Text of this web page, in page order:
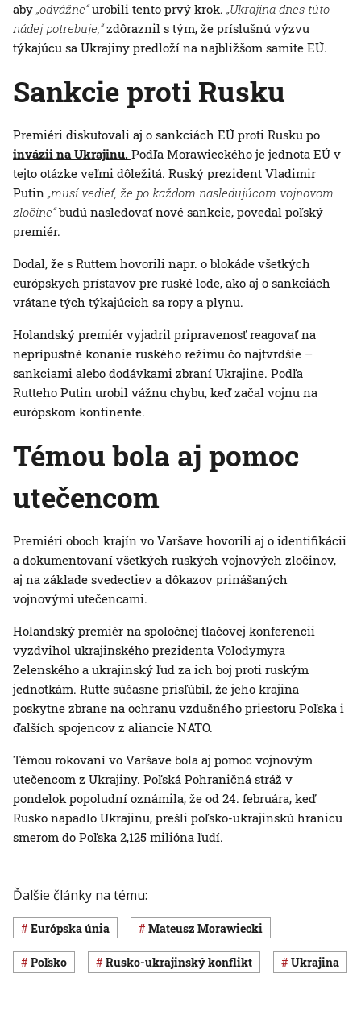
aby „odvážne“urobili tento prvý krok. „Ukrajina dnes túto
nádej potrebuje,“zdôraznil s tým, že príslušnú výzvu
týkajúcu sa Ukrajiny predloží na najbližšom samite EÚ.
Sankcie proti Rusku
Premiéri diskutovali aj o sankciách EÚ proti Rusku po
invázii na Ukrajinu. Podľa Morawieckého je jednota EÚ v
tejto otázke veľmi dôležitá. Ruský prezident Vladimir
Putin „musí vedieť, že po každom nasledujúcom vojnovom
zločine“budú nasledovať nové sankcie, povedal poľský
premiér.
Dodal, že s Ruttem hovorili napr. o blokáde všetkých
európskych prístavov pre ruské lode, ako aj o sankciách
vrátane tých týkajúcich sa ropy a plynu.
Holandský premiér vyjadril pripravenosť reagovať na
neprípustné konanie ruského režimu čo najtvrdšie –
sankciami alebo dodávkami zbraní Ukrajine. Podľa
Rutteho Putin urobil vážnu chybu, keď začal vojnu na
európskom kontinente.
Témou bola aj pomoc
utečencom
Premiéri oboch krajín vo Varšave hovorili aj o identifikácii
a dokumentovaní všetkých ruských vojnových zločinov,
aj na základe svedectiev a dôkazov prinášaných
vojnovými utečencami.
Holandský premiér na spoločnej tlačovej konferencii
vyzdvihol ukrajinského prezidenta Volodymyra
Zelenského a ukrajinský ľud za ich boj proti ruským
jednotkám. Rutte súčasne prisľúbil, že jeho krajina
poskytne zbrane na ochranu vzdušného priestoru Poľska i
ďalších spojencov z aliancie NATO.
Témou rokovaní vo Varšave bola aj pomoc vojnovým
utečencom z Ukrajiny. Poľská Pohraničná stráž v
pondelok popoludní oznámila, že od 24. februára, keď
Rusko napadlo Ukrajinu, prešli poľsko-ukrajinskú hranicu
smerom do Poľska 2,125 milióna ľudí.
Ďalšie články na tému:
Európska únia Mateusz Morawiecki
Poľsko rusko-ukrajinský konflikt Ukrajina